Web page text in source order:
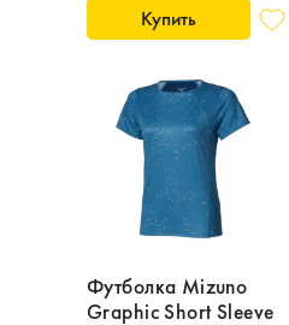
Купить
Футболка Mizuno
Graphic Short Sleeve